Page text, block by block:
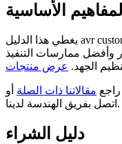
المفاهيم الأساسية
يغطي هذا الدليل avr customs clearance import duty guide، بما في
وأفضل ممارسات التنفيذ
الجهد.
مقالاتنا ذات الصلة أو
اتصل بفريق الهندسة لدينا.
دليل الشراء